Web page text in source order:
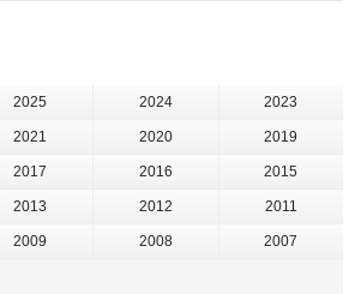
2025 2024 2023
2021 2020 2019
2017 2016 2015
2013 2012 2011
2009 2008 2007